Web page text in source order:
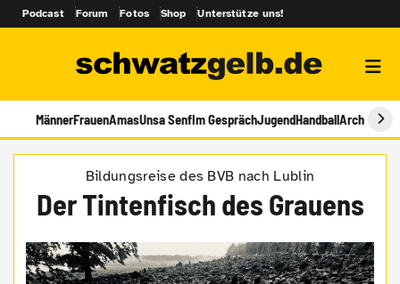
Podcast Forum Fotos Shop Unterstütze uns!
MännerFrauenAmasUnsa SenfIm GesprächJugendHandballArchiv
Bildungsreise des BVB nach Lublin
Der Tintenfisch des Grauens